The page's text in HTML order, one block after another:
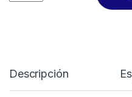
Descripción